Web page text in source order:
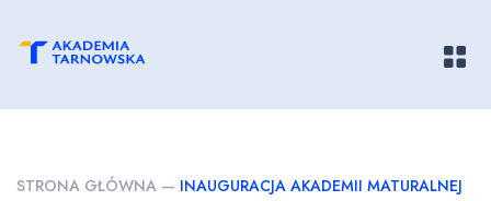
STRONA GŁÓWNA — INAUGURACJA AKADEMII MATURALNEJ